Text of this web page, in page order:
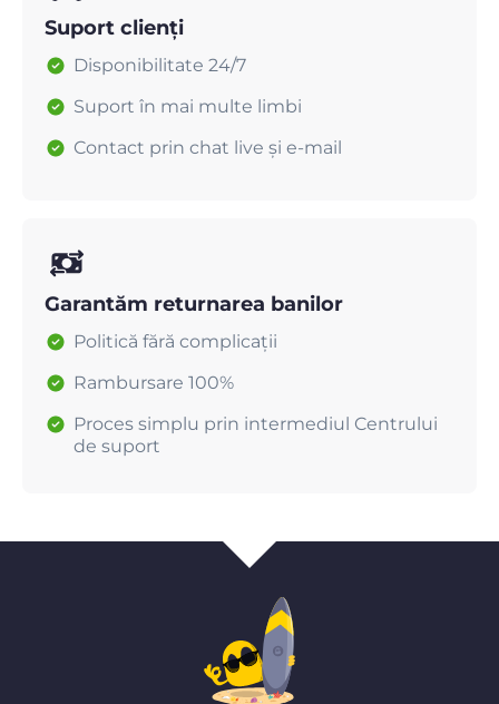
Suport clienți
Disponibilitate 24/7
Suport în mai multe limbi
Contact prin chat live și e-mail
Garantăm returnarea banilor
Politică fără complicații
Rambursare 100%
Proces simplu prin intermediul Centrului
de suport